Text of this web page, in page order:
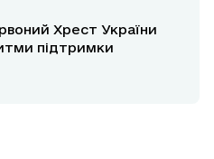
Хрест України
підтримки